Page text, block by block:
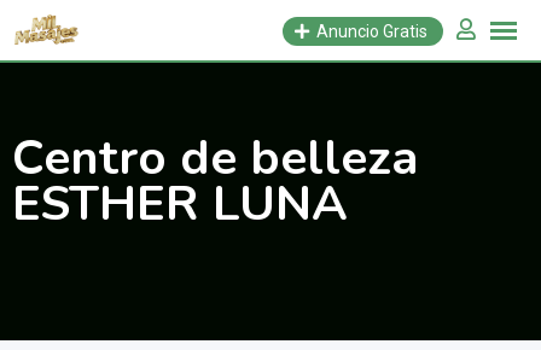
Saltar
Anuncio Gratis
Centro de belleza
ESTHER LUNA